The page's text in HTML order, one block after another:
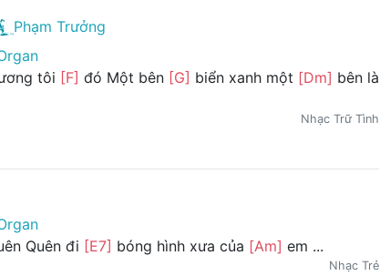
Phạm Trưởng
tôi [F] đó Một bên [G] biển xanh một [Dm] bên là
Nhạc Trữ Tình
Quên đi [E7] bóng hình xưa của [Am] em ...
Nhạc Trẻ